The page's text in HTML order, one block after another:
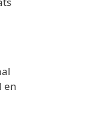
en